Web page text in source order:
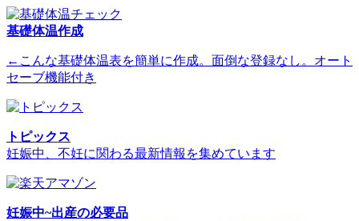
基礎体温作成
←こんな基礎体温表を簡単に作成。面倒な登録なし。オート
セーブ機能付き
トピックス
妊娠中、不妊に関わる最新情報を集めています
妊娠中~出産の必要品